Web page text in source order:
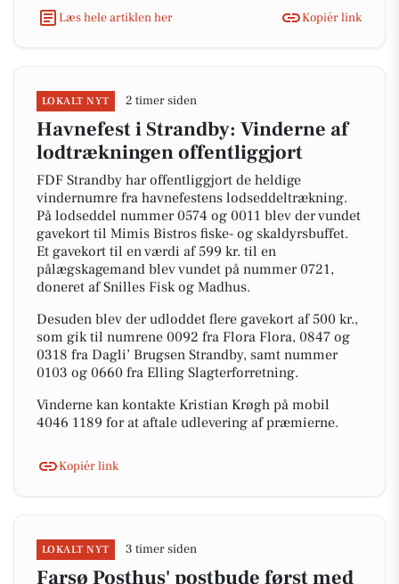
Læs hele artiklen her
Kopiér link
LOKALT NYT 2 timer siden
Havnefest i Strandby: Vinderne af
lodtrækningen offentliggjort
FDF Strandby har offentliggjort de heldige
vindernumre fra havnefestens lodseddeltrækning.
På lodseddel nummer 0574 og 0011 blev der vundet
gavekort til Mimis Bistros fiske- og skaldyrsbuffet.
Et gavekort til en værdi af 599 kr. til en
pålægskagemand blev vundet på nummer 0721,
doneret af Snilles Fisk og Madhus.
Desuden blev der udloddet flere gavekort af 500 kr.,
som gik til numrene 0092 fra Flora Flora, 0847 og
0318 fra Dagli’ Brugsen Strandby, samt nummer
0103 og 0660 fra Elling Slagterforretning.
Vinderne kan kontakte Kristian Krøgh på mobil
4046 1189 for at aftale udlevering af præmierne.
Kopiér link
LOKALT NYT 3 timer siden
Farsø Posthus' postbude først med